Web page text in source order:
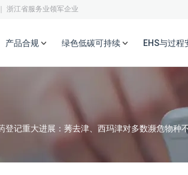
浙江省服务业领军企业
产品合规 绿色低碳可持续 EHS与过程
登记重大进展：莠去津、西玛津对多数濒危物种